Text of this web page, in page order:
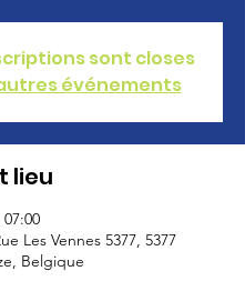
sont closes
événements
lieu
07:00
Les Vennes 5377, 5377
Belgique